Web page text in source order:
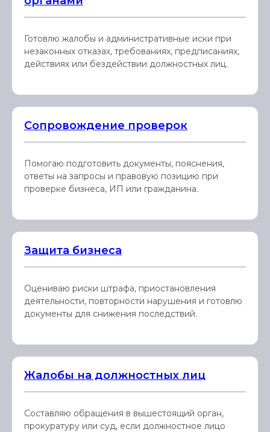
Готовлю жалобы и административные иски при
незаконных отказах, требованиях, предписаниях,
действиях или бездействии должностных лиц.
Сопровождение проверок
Помогаю подготовить документы, пояснения,
ответы на запросы и правовую позицию при
проверке бизнеса, ИП или гражданина.
Защита бизнеса
Оцениваю риски штрафа, приостановления
деятельности, повторности нарушения и готовлю
документы для снижения последствий.
Жалобы на должностных лиц
Составляю обращения в вышестоящий орган,
прокуратуру или суд, если должностное лицо